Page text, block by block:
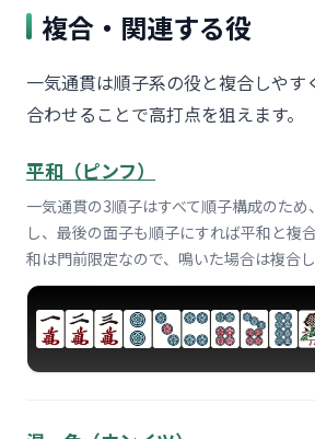
複合・関連する役
一気通貫は順子系の役と複合しやす
合わせることで高打点を狙えます。
平和（ピンフ）
一気通貫の3順子はすべて順子構成のた
し、最後の面子も順子にすれば平和と複
和は門前限定なので、鳴いた場合は複合し